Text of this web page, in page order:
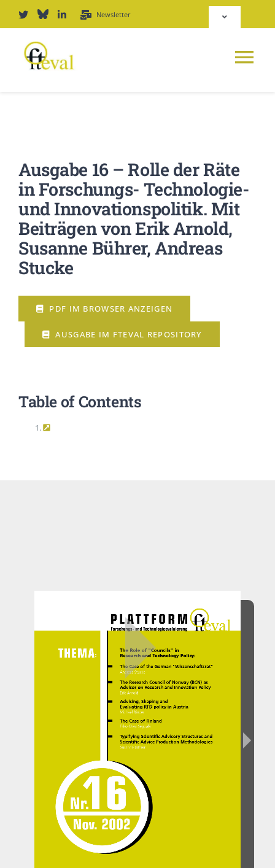
Inhalt
springen
Newsletter
Toggle
Deutsch
Login
JOURNAL
PODCAST
AWARD
EVENTS
STANDARDS
KONTAKT
Ausgabe 16 – Rolle der Räte
in Forschungs- Technologie-
und Innovationspolitik. Mit
Beiträgen von Erik Arnold,
Susanne Bührer, Andreas
Stucke
PDF IM BROWSER ANZEIGEN
AUSGABE IM FTEVAL REPOSITORY
Table of Contents